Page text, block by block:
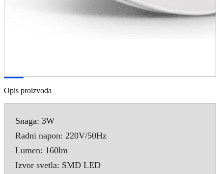
Opis proizvoda
Snaga: 3W
Radni napon: 220V/50Hz
Lumen: 160lm
Izvor svetla: SMD LED